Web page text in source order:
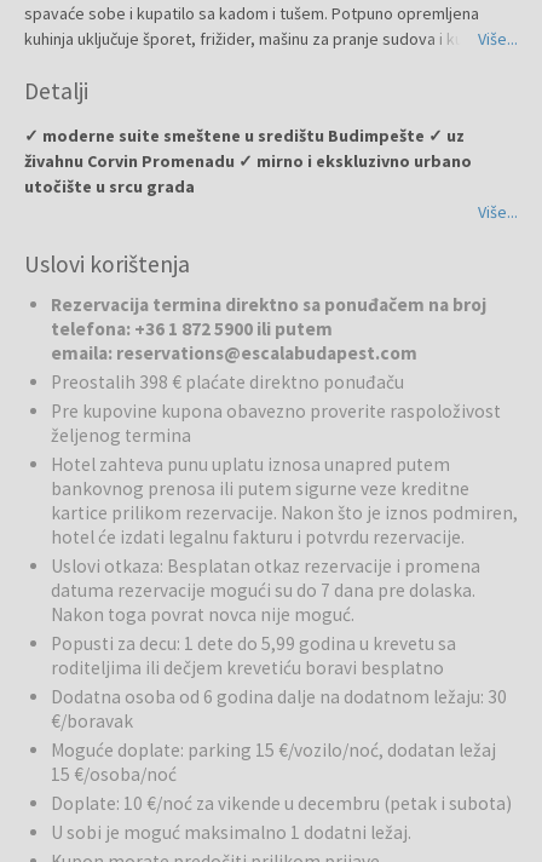
spavaće sobe i kupatilo sa kadom i tušem. Potpuno opremljena
kuhinja uključuje šporet, frižider, mašinu za pranje sudova i kuhinjski
pranje veša, zvučno izolovane zidove, pribor za pripremu čaja i kafe
ležaja.
Više...
Detalji
✓ moderne suite smeštene u središtu Budimpešte ✓ uz
živahnu Corvin Promenadu ✓ mirno i ekskluzivno urbano
utočište u srcu grada
ESCALA je vaš najbolji izbor. Otkrijte mirno i ekskluzivno urbano
uređene, sa odvojenim dnevnim, trpezarijskim i kuhinjskim
prostorom. ESCALA Hotel & Suites idealan je i za kraće odmore i za
duže boravke. ESCALA Hotel & Suites nudi usluge sa četiri zvezdice,
uključujući recepciju koja radi 24 sata dnevno i svakodnevno
čišćenje. Takođe nudi besplatan brzi Wi-Fi i doručak. Za razliku od
mnogih hotela u Budimpešti sa malim sobama, ESCALA nudi
prostrane servisirane apartmane sa potpuno opremljenim
kuhinjama i trpezarijama. Ako tokom boravka nemate volje kuvati,
možete uživati u hotelskom doručku ili istražiti brojne izvrsne
restorane u blizini hotela ESCALA Budapest.
Doručak:Poseban prostor za doručak, sa terasom (delimično
natkrivenom i grejanom), nudi jedinstveno okruženje za opuštanje
ujutro pre nego započnete dan. Ne propustite ukusan doručak na
bazi švedskog stola, poznat po svojoj bogatoj ponudi i
svakodnevno sveže ceđenom detox soku koji će vam sigurno dati
energiju za dan. Radno vreme: ponedeljak – petak: 07:00 – 10:30;
vikend: 07:00 – 11:00.
Okolina:Sa Corvin trgovačkim centrom na samo nekoliko koraka i
širokim izborom restorana i barova u blizini, ESCALA nudi više od
hotela – ona je vaša ulaznica za doživljavanje čuda ovoga grada.
Više...
Uslovi korištenja
Rezervacija termina direktno sa ponuđačem na broj
telefona: +36 1 872 5900 ili putem
emaila: reservations@escalabudapest.com
Preostalih 398 € plaćate direktno ponuđaču
Pre kupovine kupona obavezno proverite raspoloživost
željenog termina
Hotel zahteva punu uplatu iznosa unapred putem
bankovnog prenosa ili putem sigurne veze kreditne
kartice prilikom rezervacije. Nakon što je iznos podmiren,
hotel će izdati legalnu fakturu i potvrdu rezervacije.
Uslovi otkaza: Besplatan otkaz rezervacije i promena
datuma rezervacije mogući su do 7 dana pre dolaska.
Nakon toga povrat novca nije moguć.
Popusti za decu: 1 dete do 5,99 godina u krevetu sa
roditeljima ili dečjem krevetiću boravi besplatno
Dodatna osoba od 6 godina dalje na dodatnom ležaju: 30
€/boravak
Moguće doplate: parking 15 €/vozilo/noć, dodatan ležaj
15 €/osoba/noć
Doplate: 10 €/noć za vikende u decembru (petak i subota)
U sobi je moguć maksimalno 1 dodatni ležaj.